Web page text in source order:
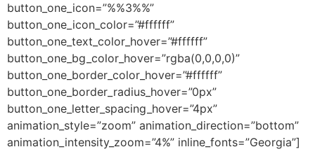
button_one_icon=”%%3%%”
button_one_icon_color=”#ffffff”
button_one_text_color_hover=”#ffffff”
button_one_bg_color_hover=”rgba(0,0,0,0)”
button_one_border_color_hover=”#ffffff”
button_one_border_radius_hover=”0px”
button_one_letter_spacing_hover=”4px”
animation_style=”zoom” animation_direction=”bottom”
animation_intensity_zoom=”4%” inline_fonts=”Georgia”]